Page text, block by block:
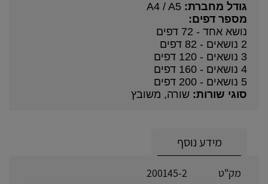
גודל מחברת: A4 / A5
מספר דפים:
נושא אחד - 72 דפים
2 נושאים - 82 דפים
3 נושאים - 120 דפים
4 נושאים - 160 דפים
5 נושאים - 200 דפים
סוגי שורות: שורה, משובץ
מידע נוסף
מק"ט 200145-2